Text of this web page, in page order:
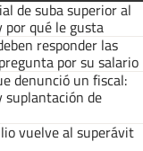
de suba superior al
por qué le gusta
responder las
por su salario
denunció un fiscal:
suplantación de
vuelve al superávit